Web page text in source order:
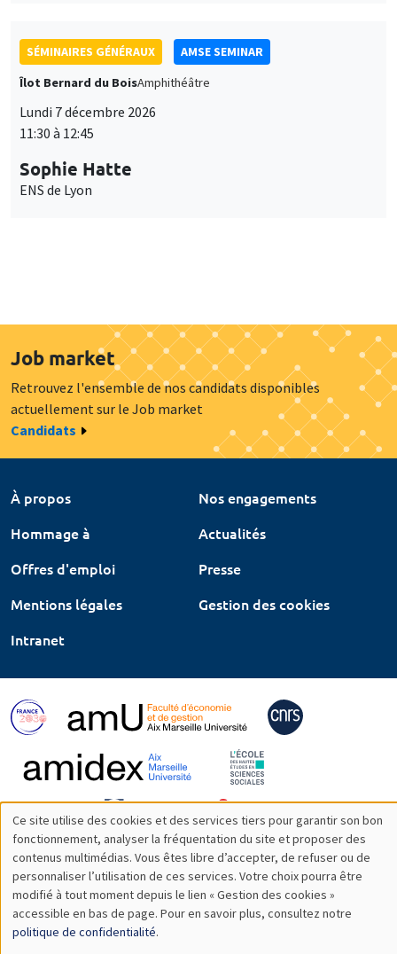
SÉMINAIRES GÉNÉRAUX
AMSE SEMINAR
Îlot Bernard du BoisAmphithéâtre
Lundi 7 décembre 2026
11:30 à 12:45
Sophie Hatte
ENS de Lyon
Job market
Retrouvez l'ensemble de nos candidats disponibles
actuellement sur le Job market
Candidats
À propos
Nos engagements
Hommage à
Actualités
Offres d'emploi
Presse
Mentions légales
Gestion des cookies
Intranet
Utilisation
des
données
personnelles
Ce site utilise des cookies et des services tiers pour garantir son bon
fonctionnement, analyser la fréquentation du site et proposer des
contenus multimédias. Vous êtes libre d’accepter, de refuser ou de
personnaliser l’utilisation de ces services. Votre choix pourra être
modifié à tout moment depuis le lien « Gestion des cookies »
accessible en bas de page. Pour en savoir plus, consultez notre
politique de confidentialité.